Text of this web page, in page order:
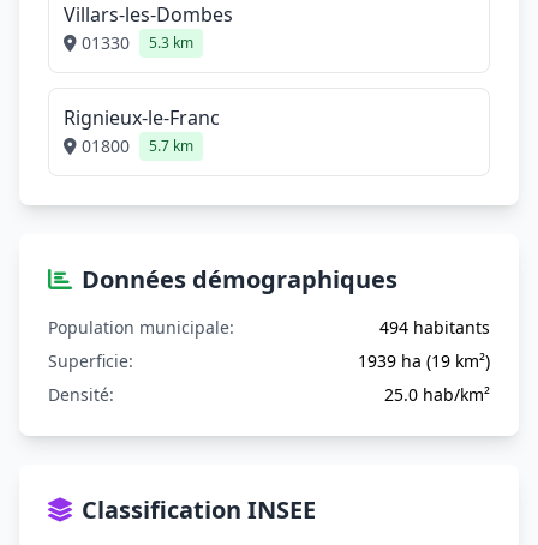
Villars-les-Dombes
01330 5.3 km
Rignieux-le-Franc
01800 5.7 km
Données démographiques
Population municipale:
494 habitants
Superficie:
1939 ha (19 km²)
Densité:
25.0 hab/km²
Classification INSEE